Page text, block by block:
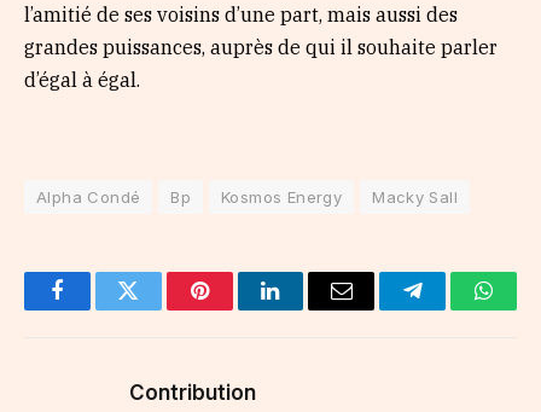
l’amitié de ses voisins d’une part, mais aussi des
grandes puissances, auprès de qui il souhaite parler
d’égal à égal.
Alpha Condé Bp Kosmos Energy Macky Sall
FacebookTwitter PinterestLinkedInEmail Telegram
Contribution